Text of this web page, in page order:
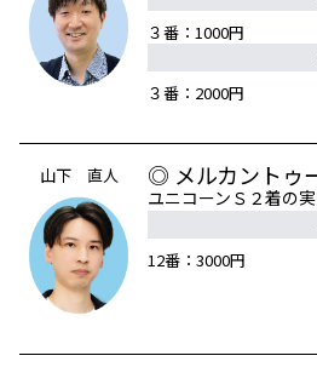
３番：1000円
３番：2000円
山下 直人 ◎ メルカントゥ
ユニコーンＳ２着の実
12番：3000円